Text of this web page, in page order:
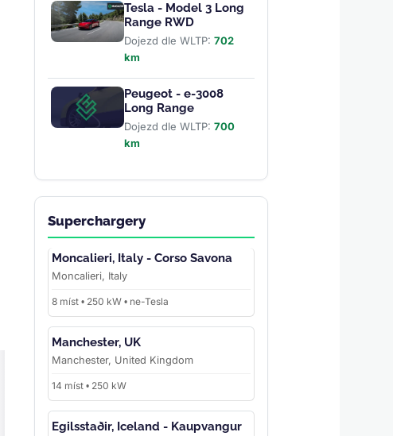
Tesla - Model 3 Long
Range RWD
Dojezd dle WLTP: 702
km
Peugeot - e-3008
Long Range
Dojezd dle WLTP: 700
km
Superchargery
Moncalieri, Italy - Corso Savona
Moncalieri, Italy
8 míst • 250 kW • ne-Tesla
Manchester, UK
Manchester, United Kingdom
14 míst • 250 kW
Egilsstaðir, Iceland - Kaupvangur